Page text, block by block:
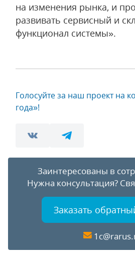
на изменения рынка, и
развивать сервисный и
функционал системы».
Голосуйте за наш проект на
года»!
Заинтересованы в
Нужна консультация?
Заказать